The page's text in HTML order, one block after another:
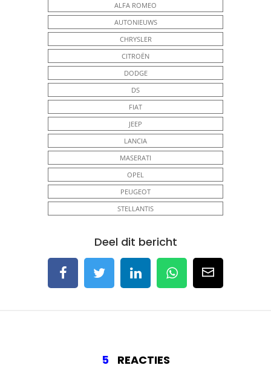
ALFA ROMEO
AUTONIEUWS
CHRYSLER
CITROËN
DODGE
DS
FIAT
JEEP
LANCIA
MASERATI
OPEL
PEUGEOT
STELLANTIS
Deel dit bericht
5 REACTIES